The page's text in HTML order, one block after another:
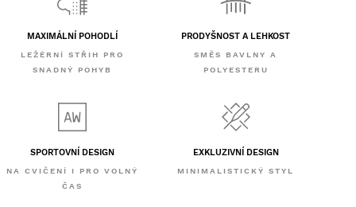
MAXIMÁLNÍ POHODLÍ
LEŽÉRNÍ STŘIH PRO
SNADNÝ POHYB
PRODYŠNOST A LEHKOST
SMĚS BAVLNY A
POLYESTERU
SPORTOVNÍ DESIGN
NA CVIČENÍ I PRO VOLNÝ
ČAS
EXKLUZIVNÍ DESIGN
MINIMALISTICKÝ STYL